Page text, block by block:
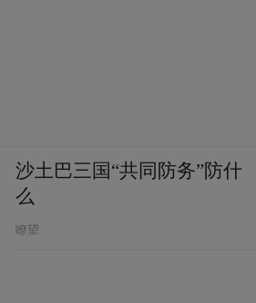
沙土巴三国“共同防务”防什
么
瞭望